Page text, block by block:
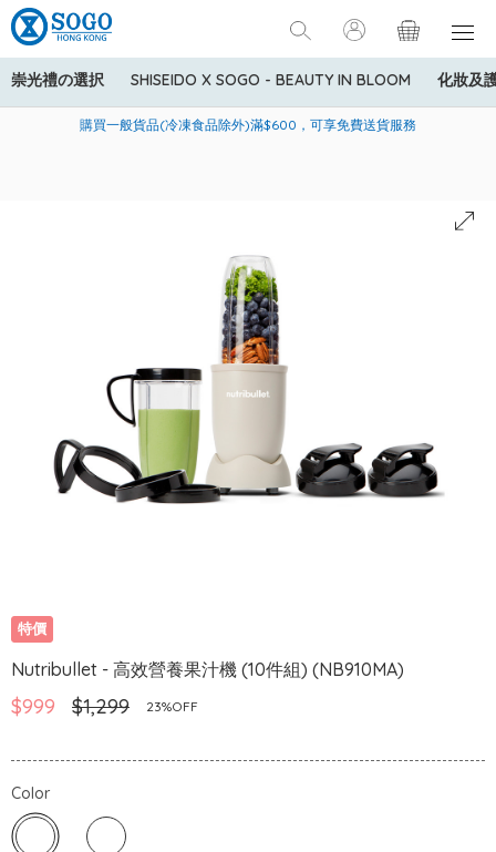
崇光禮の選択 SHISEIDO X SOGO - BEAUTY IN BLOOM 化妝及
美國運通Explorer®信用卡會員購物禮遇：高達5%簽賬回贈！
購買一般貨品(冷凍食品除外)滿$600，可享免費送貨服務
寄送中國內地服務只適用於指定商品，若訂單金額少於HK$600(折
特價
Nutribullet - 高效營養果汁機 (10件組) (NB910MA)
$999 $1,299 23%OFF
Color